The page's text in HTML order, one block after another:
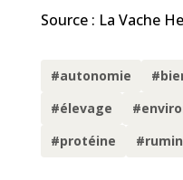
Source : La Vache
#autonomie
#élevage
#protéine